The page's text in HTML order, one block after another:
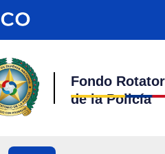
Fondo
de la Policía